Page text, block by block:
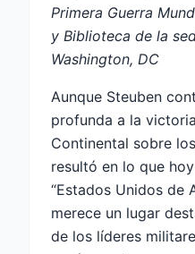
Primera Guerra
y Biblioteca de la
Washington, DC
Aunque Steuben
profunda a la
Continental sobre
resultó en lo que
“Estados Unidos de
merece un lugar
de los líderes